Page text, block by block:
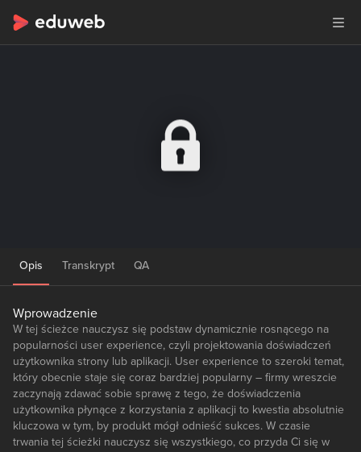
Opis Transkrypt QA
Wprowadzenie
W tej ścieżce nauczysz się podstaw dynamicznie rosnącego na
popularności user experience, czyli projektowania doświadczeń
użytkownika strony lub aplikacji. User experience to szeroki temat,
który obecnie staje się coraz bardziej popularny – firmy wreszcie
zaczynają zdawać sobie sprawę z tego, że doświadczenia
użytkownika płynące z korzystania z aplikacji to kwestia absolutnie
kluczowa w tym, by produkt mógł odnieść sukces. W czasie
trwania tej ścieżki nauczysz się wszystkiego, co przyda Ci się w